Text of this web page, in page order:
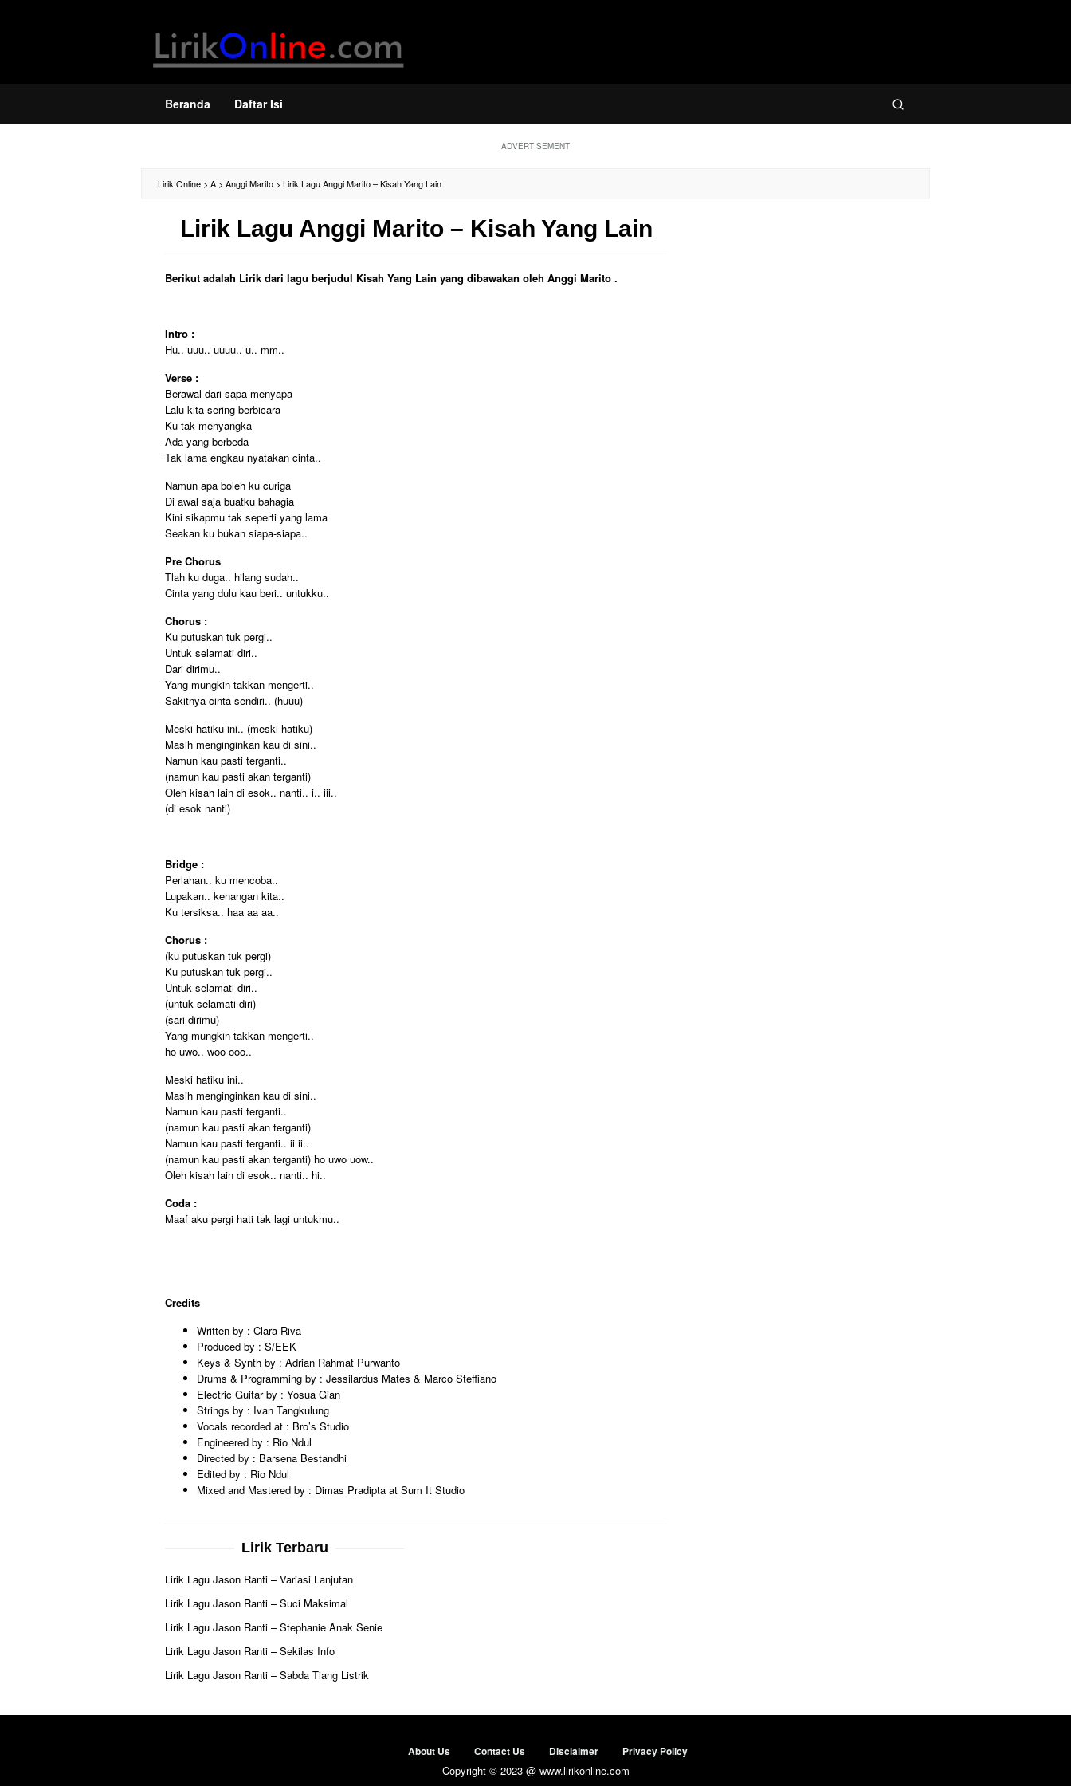
Beranda Daftar Isi
ADVERTISEMENT
Lirik Online > A > Anggi Marito > Lirik Lagu Anggi Marito – Kisah Yang Lain
Lirik Lagu Anggi Marito – Kisah Yang Lain
Berikut adalah Lirik dari lagu berjudul Kisah Yang Lain yang dibawakan oleh Anggi Marito .
Intro :
Hu.. uuu.. uuuu.. u.. mm..
Verse :
Berawal dari sapa menyapa
Lalu kita sering berbicara
Ku tak menyangka
Ada yang berbeda
Tak lama engkau nyatakan cinta..
Namun apa boleh ku curiga
Di awal saja buatku bahagia
Kini sikapmu tak seperti yang lama
Seakan ku bukan siapa-siapa..
Pre Chorus
Tlah ku duga.. hilang sudah..
Cinta yang dulu kau beri.. untukku..
Chorus :
Ku putuskan tuk pergi..
Untuk selamati diri..
Dari dirimu..
Yang mungkin takkan mengerti..
Sakitnya cinta sendiri.. (huuu)
Meski hatiku ini.. (meski hatiku)
Masih menginginkan kau di sini..
Namun kau pasti terganti..
(namun kau pasti akan terganti)
Oleh kisah lain di esok.. nanti.. i.. iii..
(di esok nanti)
Bridge :
Perlahan.. ku mencoba..
Lupakan.. kenangan kita..
Ku tersiksa.. haa aa aa..
Chorus :
(ku putuskan tuk pergi)
Ku putuskan tuk pergi..
Untuk selamati diri..
(untuk selamati diri)
(sari dirimu)
Yang mungkin takkan mengerti..
ho uwo.. woo ooo..
Meski hatiku ini..
Masih menginginkan kau di sini..
Namun kau pasti terganti..
(namun kau pasti akan terganti)
Namun kau pasti terganti.. ii ii..
(namun kau pasti akan terganti) ho uwo uow..
Oleh kisah lain di esok.. nanti.. hi..
Coda :
Maaf aku pergi hati tak lagi untukmu..
Credits
Written by : Clara Riva
Produced by : S/EEK
Keys & Synth by : Adrian Rahmat Purwanto
Drums & Programming by : Jessilardus Mates & Marco Steffiano
Electric Guitar by : Yosua Gian
Strings by : Ivan Tangkulung
Vocals recorded at : Bro’s Studio
Engineered by : Rio Ndul
Directed by : Barsena Bestandhi
Edited by : Rio Ndul
Mixed and Mastered by : Dimas Pradipta at Sum It Studio
Lirik Terbaru
Lirik Lagu Jason Ranti – Variasi Lanjutan
Lirik Lagu Jason Ranti – Suci Maksimal
Lirik Lagu Jason Ranti – Stephanie Anak Senie
Lirik Lagu Jason Ranti – Sekilas Info
Lirik Lagu Jason Ranti – Sabda Tiang Listrik
About Us Contact Us Disclaimer Privacy Policy
Copyright © 2023 @ www.lirikonline.com